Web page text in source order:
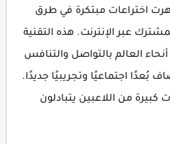
اختراعات مبتكرة في طرق
عبر الإنترنت. هذه التقنية
العالم بالتواصل والتنافس
بُعدًا اجتماعيًا وتجريبيًا جديدًا.
من اللاعبين يتبادلون